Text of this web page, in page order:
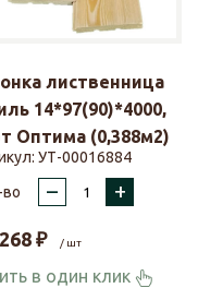
лиственница
14*97(90)*4000,
Оптима (0,388м2)
УТ-00016884
– +
268 ₽ / шт
в один клик